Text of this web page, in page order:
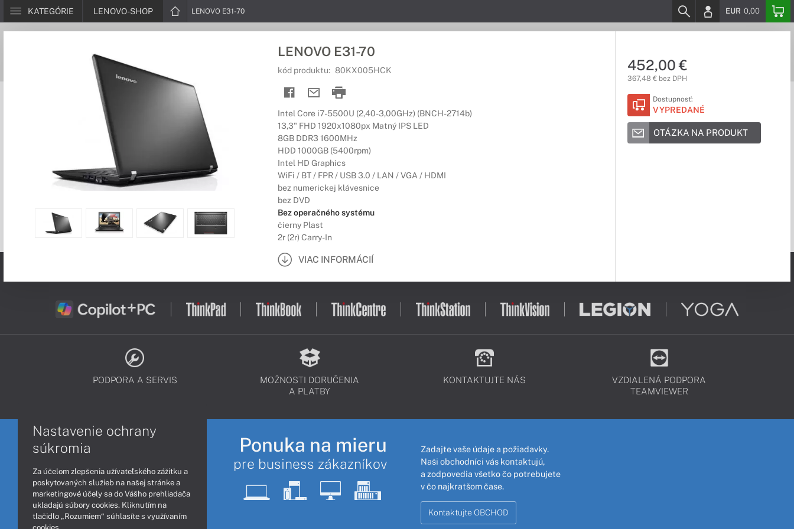
KATEGÓRIE LENOVO-SHOP LENOVO E31-70 EUR 0,00
LENOVO E31-70
kód produktu: 80KX005HCK
Intel Core i7-5500U (2,40-3,00GHz) (BNCH-2714b)
13,3" FHD 1920x1080px Matný IPS LED
8GB DDR3 1600MHz
HDD 1000GB (5400rpm)
Intel HD Graphics
WiFi / BT / FPR / USB 3.0 / LAN / VGA / HDMI
bez numerickej klávesnice
bez DVD
Bez operačného systému
čierny Plast
2r (2r) Carry-In
VIAC INFORMÁCIÍ
452,00 €
367,48 € bez DPH
Dostupnosť:
VYPREDANÉ
OTÁZKA NA PRODUKT
PODPORA A SERVIS
MOŽNOSTI DORUČENIA
A PLATBY
KONTAKTUJTE NÁS
VZDIALENÁ PODPORA
TEAMVIEWER
Ponuka na mieru
pre business zákazníkov
Zadajte vaše údaje a požiadavky.
Naši obchodníci vás kontaktujú,
a zodpovedia všetko čo potrebujete
v čo najkratšom čase.
Kontaktujte OBCHOD
Nastavenie ochrany
súkromia
Za účelom zlepšenia užívateľského zážitku a
poskytovaných služieb na našej stránke a
marketingové účely sa do Vášho prehliadača
ukladajú súbory cookies. Kliknutím na
tlačidlo „Rozumiem“ súhlasíte s využívaním